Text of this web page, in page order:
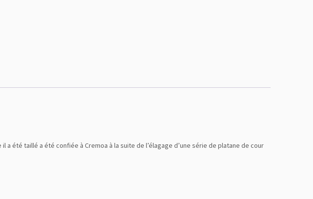
été taillé a été confiée à Cremoa à la suite de l’élagage d’une série de platane de cour